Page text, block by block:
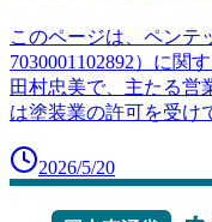
このページは、ペンテ
7030001102892）に関
田村忠美で、主たる営
は塗装業の許可を受け
2026/5/20